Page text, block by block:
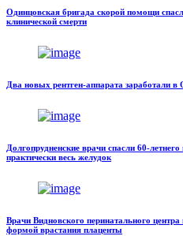
Одинцовская бригада скорой помощи
клинической смерти
Два новых рентген-аппарата заработали в
Долгопрудненские врачи спасли 60-
практически весь желудок
Врачи Видновского перинатального
формой врастания плаценты